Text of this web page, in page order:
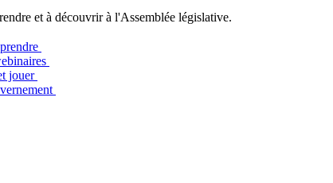
et à découvrir à l'Assemblée législative.
jouer